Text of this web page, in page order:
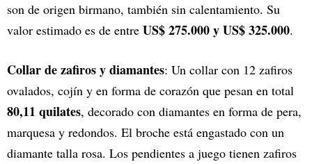
son de origen birmano, también sin calentamiento. Su
valor estimado es de entre US$ 275.000 y US$ 325.000.
Collar de zafiros y diamantes: Un collar con 12 zafiros
ovalados, cojín y en forma de corazón que pesan en total
80,11 quilates, decorado con diamantes en forma de pera,
marquesa y redondos. El broche está engastado con un
diamante talla rosa. Los pendientes a juego tienen zafiros